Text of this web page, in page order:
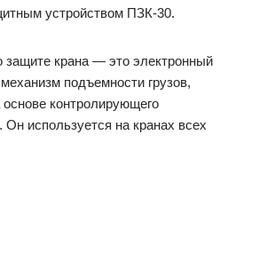
устройством ПЗК-30.
крана — это электронный
подъемности грузов,
основе контролирующего
Он используется на кранах всех